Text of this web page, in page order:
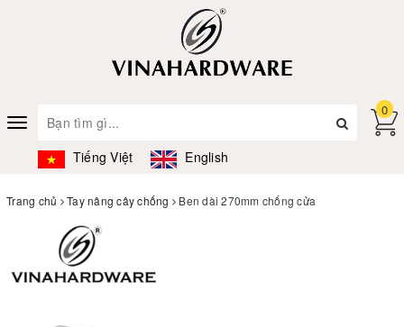
Toggle
navigation
Tiếng Việt English
0
Trang chủ Tay nâng cây chống Ben dài 270mm chống cửa